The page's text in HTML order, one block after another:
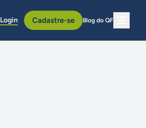
Login Cadastre-se Blog do QF